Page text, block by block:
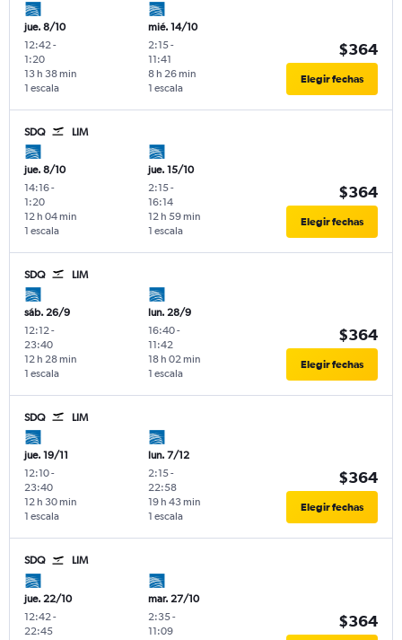
jue. 8/10
12:42-
1:20
1 escala
13 h 38 min
mié. 14/10
2:15-
11:41
1 escala
8 h 26 min
$364
Elegir fechas
SDQ LIM
jue. 8/10
14:16-
1:20
1 escala
12 h 04 min
jue. 15/10
2:15-
16:14
1 escala
12 h 59 min
$364
Elegir fechas
SDQ LIM
sáb. 26/9
12:12-
23:40
1 escala
12 h 28 min
lun. 28/9
16:40-
11:42
1 escala
18 h 02 min
$364
Elegir fechas
SDQ LIM
jue. 19/11
12:10-
23:40
1 escala
12 h 30 min
lun. 7/12
2:15-
22:58
1 escala
19 h 43 min
$364
Elegir fechas
SDQ LIM
jue. 22/10
12:42 -
22:45
mar. 27/10
2:35-
11:09
$364